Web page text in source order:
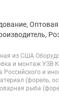
Оптовая
из США
и монтаж УЗВ
Российского и
(форель,
рыба